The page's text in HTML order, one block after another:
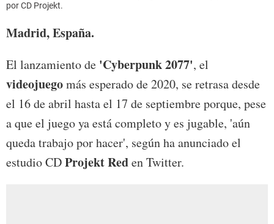
por CD Projekt.
Madrid, España.
El lanzamiento de 'Cyberpunk 2077', el
videojuegomás esperado de 2020, se retrasa desde
el 16 de abril hasta el 17 de septiembre porque, pese
a que el juego ya está completo y es jugable, 'aún
queda trabajo por hacer', según ha anunciado el
estudio CDProjektReden Twitter.